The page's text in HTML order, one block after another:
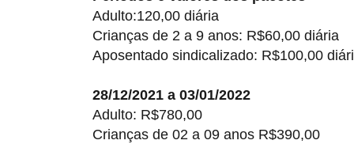
Adulto:120,00 diária
Crianças de 2 a 9 anos: R$60,00 diária
Aposentado sindicalizado: R$100,00
28/12/2021 a 03/01/2022
Adulto: R$780,00
Crianças de 02 a 09 anos R$390,00